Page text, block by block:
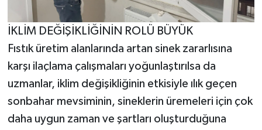
İKLİM DEĞİŞİKLİĞİNİN ROLÜ BÜYÜK
Fıstık üretim alanlarında artan sinek zararlısına
karşı ilaçlama çalışmaları yoğunlaştırılsa da
uzmanlar, iklim değişikliğinin etkisiyle ılık geçen
sonbahar mevsiminin, sineklerin üremeleri için çok
daha uygun zaman ve şartları oluşturduğuna